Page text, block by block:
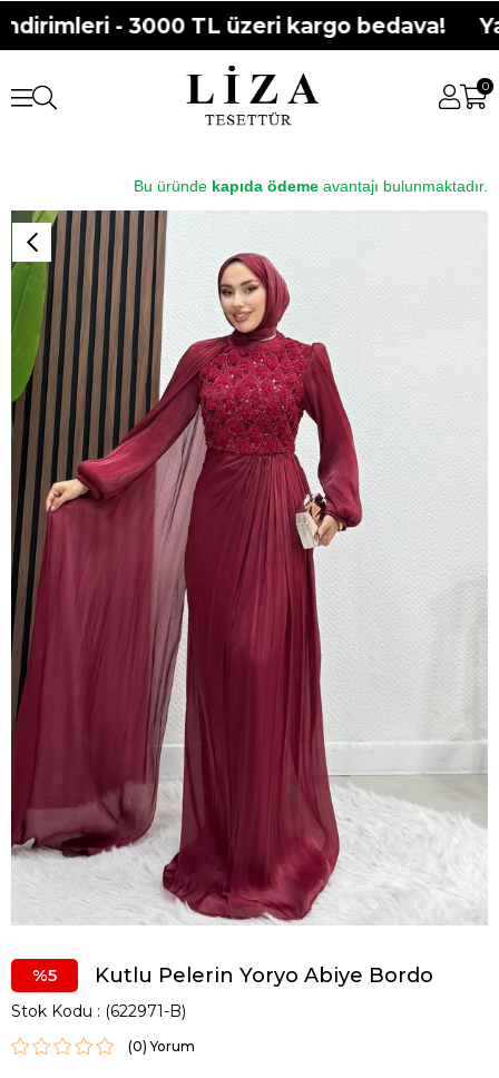
- 3000 TL üzeri kargo bedava!
0
Bu üründe kapıda ödeme avantajı bulunmaktadır.
5 Kutlu Pelerin Yoryo Abiye Bordo
Stok Kodu (622971-B)
(0)